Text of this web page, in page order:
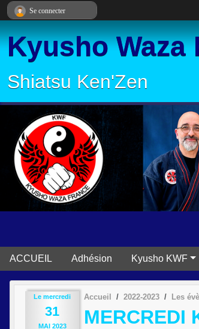
Kyusho Waza
Shiatsu Ken'Zen
ACCUEIL Adhésion Kyusho KWF
Le mercredi
31
MAI 2023
Accueil 2022-2023 Les
MERCREDI
Se connecter
Panneau de gestion des cookies